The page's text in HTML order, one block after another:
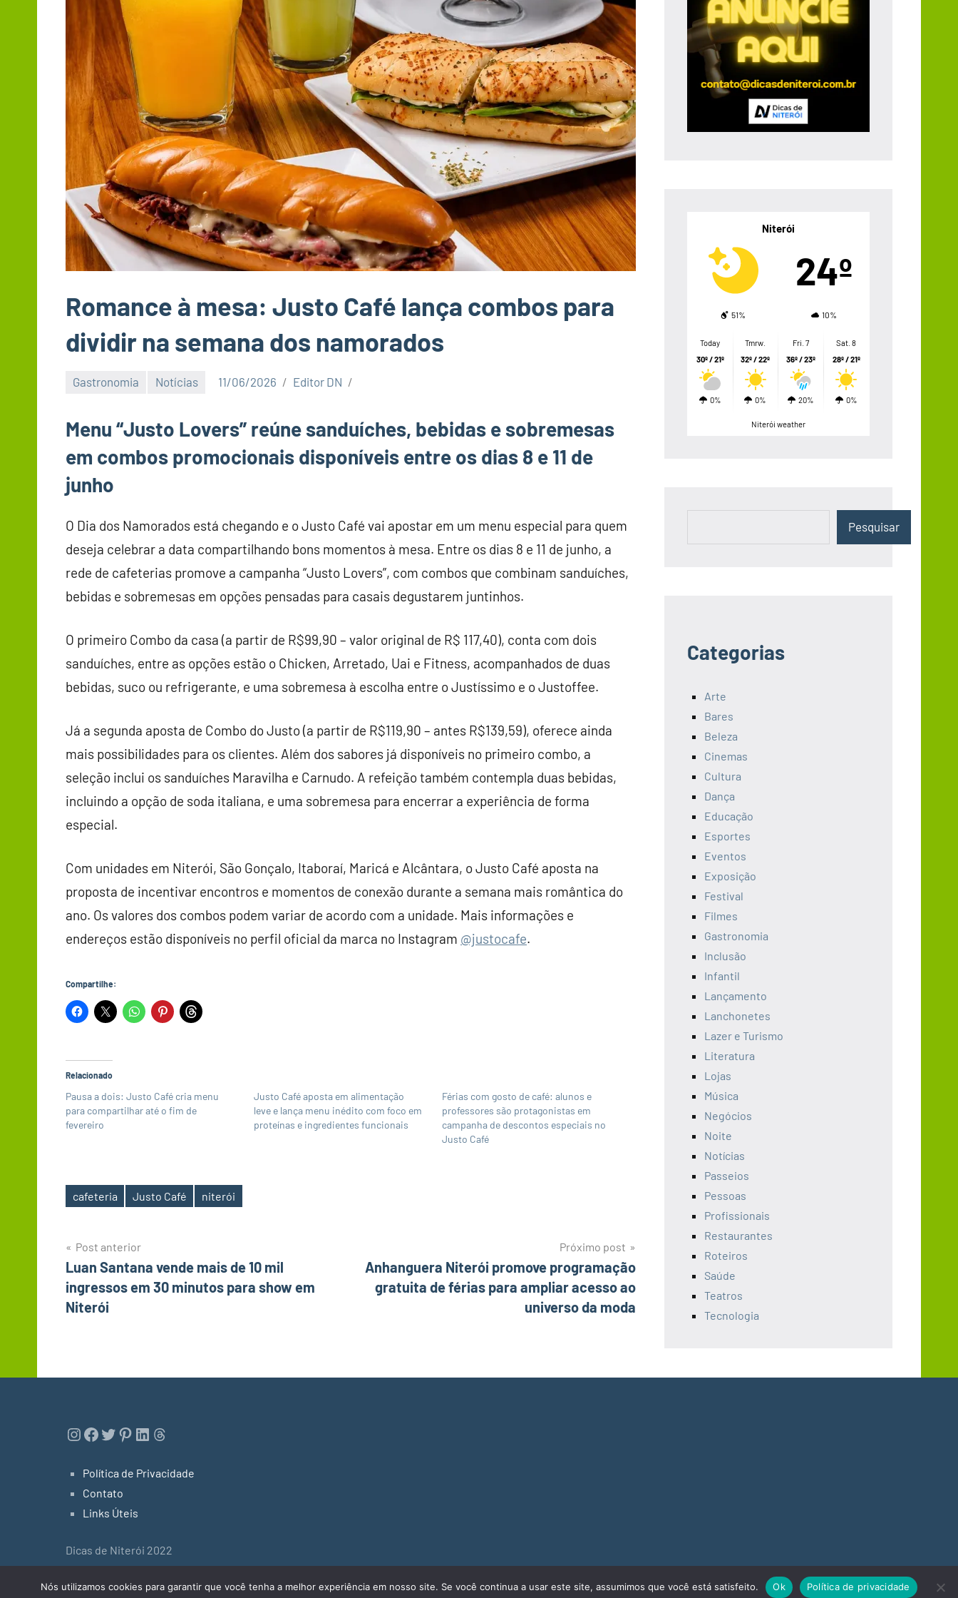
Romance à mesa: Justo Café lança combos para
dividir na semana dos namorados
Gastronomia Notícias 11/06/2026 Editor DN
Menu “Justo Lovers” reúne sanduíches, bebidas e sobremesas
em combos promocionais disponíveis entre os dias 8 e 11 de
junho
O Dia dos Namorados está chegando e o Justo Café vai apostar em um menu especial para quem
deseja celebrar a data compartilhando bons momentos à mesa. Entre os dias 8 e 11 de junho, a
rede de cafeterias promove a campanha “Justo Lovers”, com combos que combinam sanduíches,
bebidas e sobremesas em opções pensadas para casais degustarem juntinhos.
O primeiro Combo da casa (a partir de R$99,90 – valor original de R$ 117,40), conta com dois
sanduíches, entre as opções estão o Chicken, Arretado, Uai e Fitness, acompanhados de duas
bebidas, suco ou refrigerante, e uma sobremesa à escolha entre o Justíssimo e o Justoffee.
Já a segunda aposta de Combo do Justo (a partir de R$119,90 – antes R$139,59), oferece ainda
mais possibilidades para os clientes. Além dos sabores já disponíveis no primeiro combo, a
seleção inclui os sanduíches Maravilha e Carnudo. A refeição também contempla duas bebidas,
incluindo a opção de soda italiana, e uma sobremesa para encerrar a experiência de forma
especial.
Com unidades em Niterói, São Gonçalo, Itaboraí, Maricá e Alcântara, o Justo Café aposta na
proposta de incentivar encontros e momentos de conexão durante a semana mais romântica do
ano. Os valores dos combos podem variar de acordo com a unidade. Mais informações e
endereços estão disponíveis no perfil oficial da marca no Instagram @justocafe.
Compartilhe:
Relacionado
Pausa a dois: Justo Café cria menu
para compartilhar até o fim de
fevereiro
Justo Café aposta em alimentação
leve e lança menu inédito com foco em
proteínas e ingredientes funcionais
Férias com gosto de café: alunos e
professores são protagonistas em
campanha de descontos especiais no
Justo Café
Tags
cafeteria Justo Café niterói
Navegação
de
Post
Post anterior
Luan Santana vende mais de 10 mil
ingressos em 30 minutos para show em
Niterói
Próximo post
Anhanguera Niterói promove programação
gratuita de férias para ampliar acesso ao
universo da moda
Niterói
24º
51% 10%
Today
30º / 21º
0%
Tmrw.
32º / 22º
0%
Fri. 7
36º / 23º
20%
Sat. 8
28º / 21º
0%
Niterói weather
Pesquisar
Categorias
Arte
Bares
Beleza
Cinemas
Cultura
Dança
Educação
Esportes
Eventos
Exposição
Festival
Filmes
Gastronomia
Inclusão
Infantil
Lançamento
Lanchonetes
Lazer e Turismo
Literatura
Lojas
Música
Negócios
Noite
Notícias
Passeios
Pessoas
Profissionais
Restaurantes
Roteiros
Saúde
Teatros
Tecnologia
Instagram
Facebook
Twitter
Pinterest
LinkedIn
Threads
Política de Privacidade
Contato
Links Úteis
Dicas de Niterói 2022
Tema do WordPress: Occasio by ThemeZee.
Nós utilizamos cookies para garantir que você tenha a melhor experiência em nosso site. Se você continua a usar este site, assumimos que você está satisfeito. Ok Política de privacidade